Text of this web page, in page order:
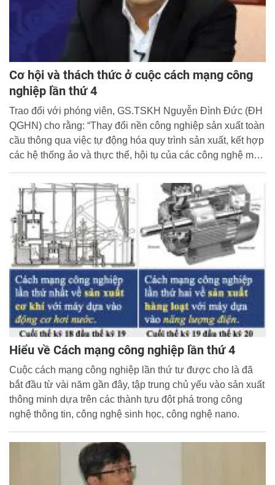
Cơ hội và thách thức ở cuộc cách mạng công
nghiệp lần thứ 4
Trao đổi với phóng viên, GS.TSKH Nguyễn Đình Đức (ĐH
QGHN) cho rằng: “Thay đổi nền công nghiệp sản xuất toàn
cầu thông qua việc tự động hóa quy trình sản xuất, kết hợp
các hệ thống ảo và thực thể, hội tụ của các công nghệ mới
mạng công nghiệp lần thứ 4”
Hiểu về Cách mạng công nghiệp lần thứ 4
Cuộc cách mạng công nghiệp lần thứ tư được cho là đã
bắt đầu từ vài năm gần đây, tập trung chủ yếu vào sản xuất
thông minh dựa trên các thành tựu đột phá trong công
nghệ thông tin, công nghệ sinh học, công nghệ nano.